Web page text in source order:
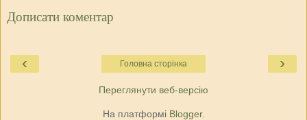
Дописати коментар
‹ ›
Головна сторінка
Переглянути веб-версію
На платформі Blogger.